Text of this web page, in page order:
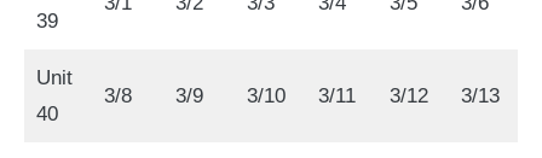
39
Unit
40
3/8 3/9 3/10 3/11 3/12 3/13